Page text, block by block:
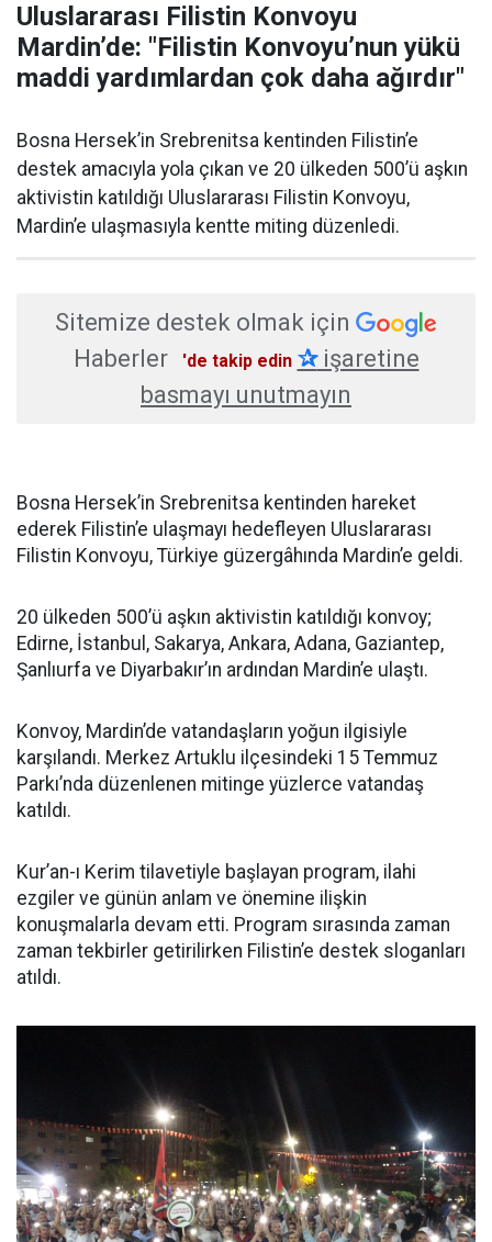
Uluslararası Filistin Konvoyu
Mardin’de: "Filistin Konvoyu’nun yükü
maddi yardımlardan çok daha ağırdır"
Bosna Hersek’in Srebrenitsa kentinden Filistin’e
destek amacıyla yola çıkan ve 20 ülkeden 500’ü aşkın
aktivistin katıldığı Uluslararası Filistin Konvoyu,
Mardin’e ulaşmasıyla kentte miting düzenledi.
Sitemize destek olmak için
Haberler
'de takip edin ✰işaretine
basmayı unutmayın
Bosna Hersek’in Srebrenitsa kentinden hareket
ederek Filistin’e ulaşmayı hedefleyen Uluslararası
Filistin Konvoyu, Türkiye güzergâhında Mardin’e geldi.
20 ülkeden 500’ü aşkın aktivistin katıldığı konvoy;
Edirne, İstanbul, Sakarya, Ankara, Adana, Gaziantep,
Şanlıurfa ve Diyarbakır’ın ardından Mardin’e ulaştı.
Konvoy, Mardin’de vatandaşların yoğun ilgisiyle
karşılandı. Merkez Artuklu ilçesindeki 15 Temmuz
Parkı’nda düzenlenen mitinge yüzlerce vatandaş
katıldı.
Kur’an-ı Kerim tilavetiyle başlayan program, ilahi
ezgiler ve günün anlam ve önemine ilişkin
konuşmalarla devam etti. Program sırasında zaman
zaman tekbirler getirilirken Filistin’e destek sloganları
atıldı.